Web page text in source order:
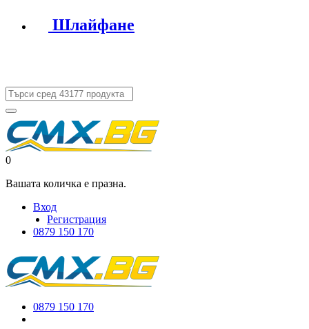
Шлайфане
0
Вашата количка е празна.
Вход
Регистрация
0879 150 170
0879 150 170